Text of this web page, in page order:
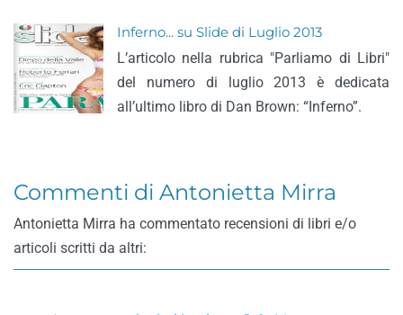
Inferno... su Slide di Luglio 2013
L’articolo nella rubrica "Parliamo di Libri"
del numero di luglio 2013 è dedicata
all’ultimo libro di Dan Brown: “Inferno”.
Commenti di Antonietta Mirra
Antonietta Mirra ha commentato recensioni di libri e/o
articoli scritti da altri: